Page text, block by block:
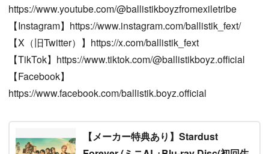
https://www.youtube.com/@ballistikboyzfromexiletribe
【Instagram】https://www.instagram.com/ballistik_fext/
【X（旧Twitter）】https://x.com/ballistik_fext
【TikTok】https://www.tiktok.com/@ballistikboyz.official
【Facebook】
https://www.facebook.com/ballistik.boyz.official
【メーカー特典あり】Stardust